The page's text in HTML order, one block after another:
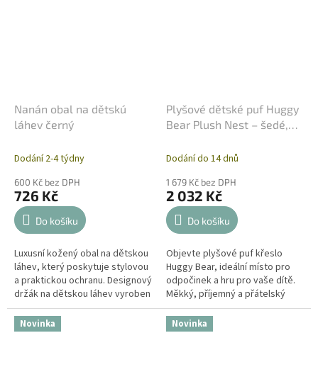
Nanán obal na dětskú
láhev černý
Dodání 2-4 týdny
600 Kč bez DPH
726 Kč
Do košíku
Luxusní kožený obal na dětskou
láhev, který poskytuje stylovou
a praktickou ochranu. Designový
držák na dětskou láhev vyroben
z vysoce kvalitní eko kůže pro
udržení teploty...
Plyšové dětské puf Huggy
Bear Plush Nest – šedé,
Dodání do 14 dnů
1 679 Kč bez DPH
2 032 Kč
Do košíku
Objevte plyšové puf křeslo
Huggy Bear, ideální místo pro
odpočinek a hru pro vaše dítě.
Měkký, příjemný a přátelský
materiál zaručuje pohodlí,
zatímco zaoblené tvary a šedý...
Novinka Novinka